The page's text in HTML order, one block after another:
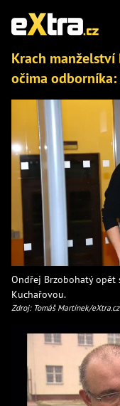
Krach
očima
Ondřej Brzobohatý
Kuchařovou.
Zdroj: Tomáš Martínek/eXtra.cz